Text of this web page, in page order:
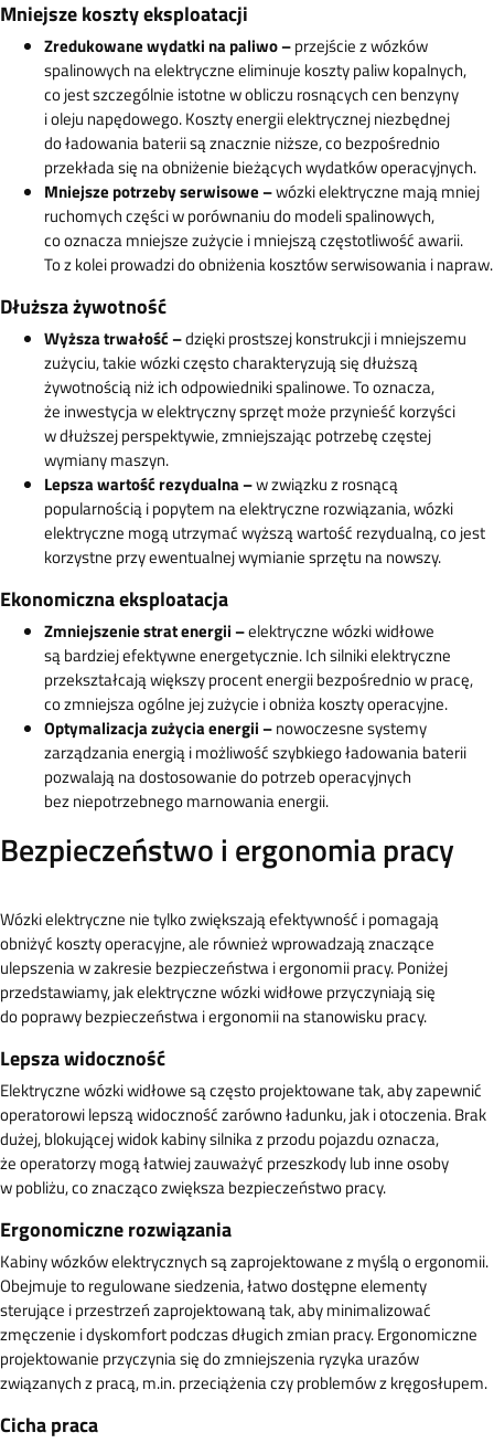
Mniejsze koszty eksploatacji
Zredukowane wydatki na paliwo –przejście z wózków
spalinowych na elektryczne eliminuje koszty paliw kopalnych,
co jest szczególnie istotne w obliczu rosnących cen benzyny
i oleju napędowego. Koszty energii elektrycznej niezbędnej
do ładowania baterii są znacznie niższe, co bezpośrednio
przekłada się na obniżenie bieżących wydatków operacyjnych.
Mniejsze potrzeby serwisowe –wózki elektryczne mają mniej
ruchomych części w porównaniu do modeli spalinowych,
co oznacza mniejsze zużycie i mniejszą częstotliwość awarii.
To z kolei prowadzi do obniżenia kosztów serwisowania i napraw.
Dłuższa żywotność
Wyższa trwałość –dzięki prostszej konstrukcji i mniejszemu
zużyciu, takie wózki często charakteryzują się dłuższą
żywotnością niż ich odpowiedniki spalinowe. To oznacza,
że inwestycja w elektryczny sprzęt może przynieść korzyści
w dłuższej perspektywie, zmniejszając potrzebę częstej
wymiany maszyn.
Lepsza wartość rezydualna –w związku z rosnącą
popularnością i popytem na elektryczne rozwiązania, wózki
elektryczne mogą utrzymać wyższą wartość rezydualną, co jest
korzystne przy ewentualnej wymianie sprzętu na nowszy.
Ekonomiczna eksploatacja
Zmniejszenie strat energii –elektryczne wózki widłowe
są bardziej efektywne energetycznie. Ich silniki elektryczne
przekształcają większy procent energii bezpośrednio w pracę,
co zmniejsza ogólne jej zużycie i obniża koszty operacyjne.
Optymalizacja zużycia energii –nowoczesne systemy
zarządzania energią i możliwość szybkiego ładowania baterii
pozwalają na dostosowanie do potrzeb operacyjnych
bez niepotrzebnego marnowania energii.
Bezpieczeństwo i ergonomia pracy
Wózki elektryczne nie tylko zwiększają efektywność i pomagają
obniżyć koszty operacyjne, ale również wprowadzają znaczące
ulepszenia w zakresie bezpieczeństwa i ergonomii pracy. Poniżej
przedstawiamy, jak elektryczne wózki widłowe przyczyniają się
do poprawy bezpieczeństwa i ergonomii na stanowisku pracy.
Lepsza widoczność
Elektryczne wózki widłowe są często projektowane tak, aby zapewnić
operatorowi lepszą widoczność zarówno ładunku, jak i otoczenia. Brak
dużej, blokującej widok kabiny silnika z przodu pojazdu oznacza,
że operatorzy mogą łatwiej zauważyć przeszkody lub inne osoby
w pobliżu, co znacząco zwiększa bezpieczeństwo pracy.
Ergonomiczne rozwiązania
Kabiny wózków elektrycznych są zaprojektowane z myślą o ergonomii.
Obejmuje to regulowane siedzenia, łatwo dostępne elementy
sterujące i przestrzeń zaprojektowaną tak, aby minimalizować
zmęczenie i dyskomfort podczas długich zmian pracy. Ergonomiczne
projektowanie przyczynia się do zmniejszenia ryzyka urazów
związanych z pracą, m.in. przeciążenia czy problemów z kręgosłupem.
Cicha praca